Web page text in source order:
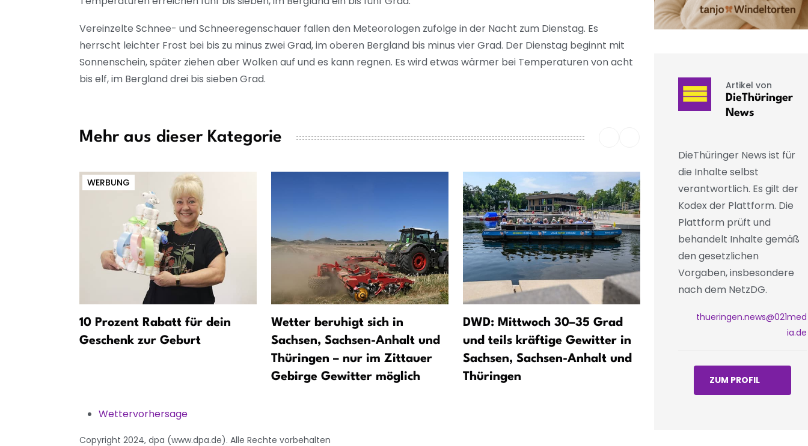
Vereinzelte Schnee- und Schneeregenschauer fallen den Meteorologen zufolge in der Nacht zum Dienstag. Es
herrscht leichter Frost bei bis zu minus zwei Grad, im oberen Bergland bis minus vier Grad. Der Dienstag beginnt mit
Sonnenschein, später ziehen aber Wolken auf und es kann regnen. Es wird etwas wärmer bei Temperaturen von acht
bis elf, im Bergland drei bis sieben Grad.
Mehr aus dieser Kategorie
WERBUNG
10 Prozent Rabatt für dein
Geschenk zur Geburt
Wetter beruhigt sich in
Sachsen, Sachsen-Anhalt und
Thüringen – nur im Zittauer
Gebirge Gewitter möglich
DWD: Mittwoch 30–35 Grad
und teils kräftige Gewitter in
Sachsen, Sachsen-Anhalt und
Thüringen
Tornado oder Fallböe - Wie
Wettervorhersage
Copyright 2024, dpa (www.dpa.de). Alle Rechte vorbehalten
Artikel von
DieThüringer
News
DieThüringer News ist für
die Inhalte selbst
verantwortlich. Es gilt der
Kodex der Plattform. Die
Plattform prüft und
behandelt Inhalte gemäß
den gesetzlichen
Vorgaben, insbesondere
nach dem NetzDG.
thueringen.news@021med
ia.de
ZUM PROFIL